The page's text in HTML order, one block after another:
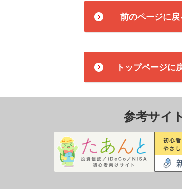
前のページに戻
トップページに
参考サイ